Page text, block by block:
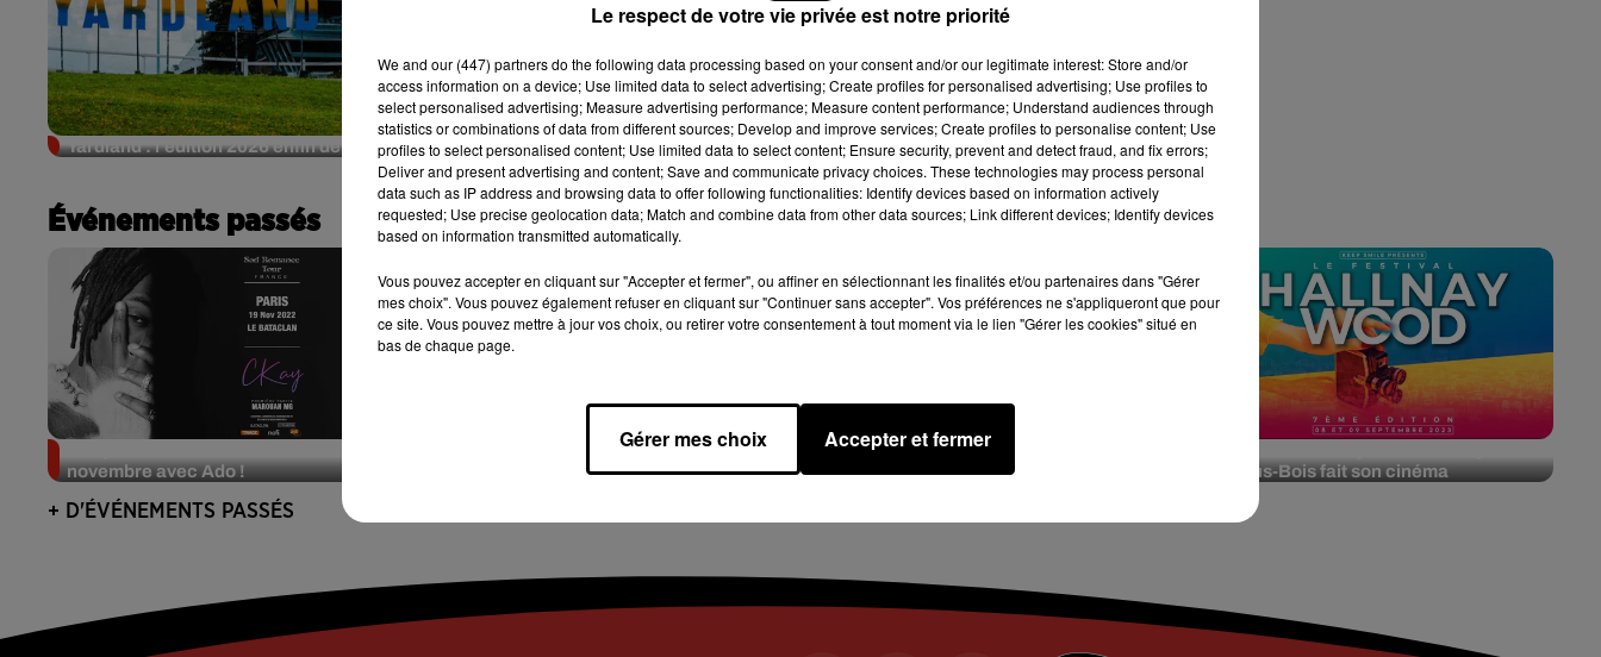
Yardland : l'édition 2026 enfin dévoilée
Événements passés
novembre avec Ado !
Hallnaywood fait la part-belle aux
court-métrages pour une 8eme...
Battle International Breaking : une
soirée Hip-Hop à Castelnaudary !
sous-Bois fait son cinéma
+ D'ÉVÉNEMENTS PASSÉS
Le respect de votre vie privée est notre priorité
We and our (447) partnersdo the following data processing based on your consent and/or our legitimate interest: Store and/or
access information on a device; Use limited data to select advertising; Create profiles for personalised advertising; Use profiles to
select personalised advertising; Measure advertising performance; Measure content performance; Understand audiences through
statistics or combinations of data from different sources; Develop and improve services; Create profiles to personalise content; Use
profiles to select personalised content; Use limited data to select content; Ensure security, prevent and detect fraud, and fix errors;
Deliver and present advertising and content; Save and communicate privacy choices. These technologies may process personal
data such as IP address and browsing data to offer following functionalities: Identify devices based on information actively
requested; Use precise geolocation data; Match and combine data from other data sources; Link different devices; Identify devices
based on information transmitted automatically.
Vous pouvez accepter en cliquant sur "Accepter et fermer", ou affiner en sélectionnant les finalités et/ou partenaires dans "Gérer
mes choix". Vous pouvez également refuser en cliquant sur "Continuer sans accepter". Vos préférences ne s'appliqueront que pour
ce site. Vous pouvez mettre à jour vos choix, ou retirer votre consentement à tout moment via le lien "Gérer les cookies" situé en
bas de chaque page.
Gérer mes choix Accepter et fermer